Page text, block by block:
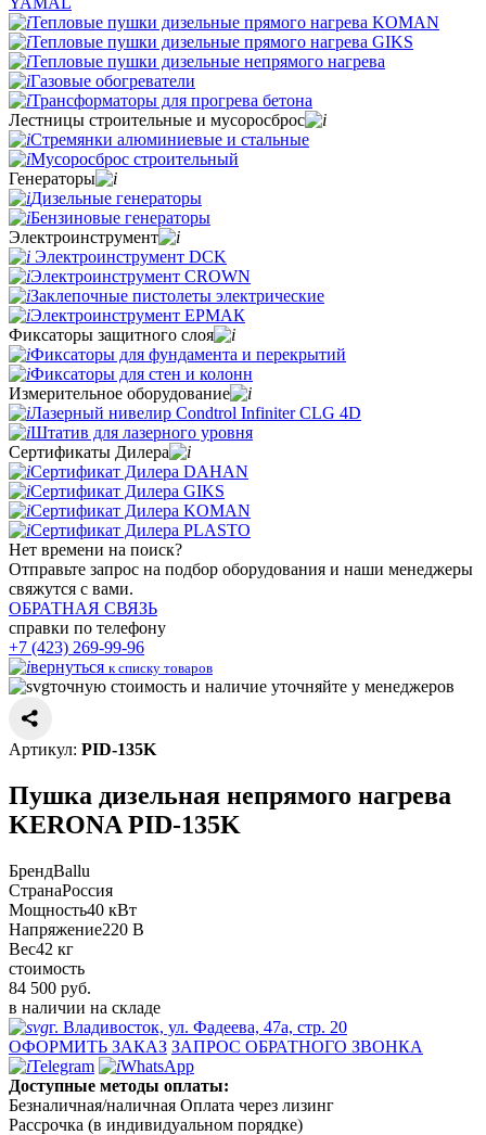
Тепловые пушки дизельные прямого нагрева KOMAN
Тепловые пушки дизельные прямого нагрева GIKS
Тепловые пушки дизельные непрямого нагрева
Газовые обогреватели
Трансформаторы для прогрева бетона
Лестницы строительные и мусоросброс
Стремянки алюминиевые и стальные
Мусоросброс строительный
Генераторы
Дизельные генераторы
Бензиновые генераторы
Электроинструмент
Электроинструмент DCK
Электроинструмент CROWN
Заклепочные пистолеты электрические
Электроинструмент ЕРМАК
Фиксаторы защитного слоя
Фиксаторы для фундамента и перекрытий
Фиксаторы для стен и колонн
Измерительное оборудование
Лазерный нивелир Condtrol Infiniter CLG 4D
Штатив для лазерного уровня
Сертификаты Дилера
Сертификат Дилера DAHAN
Сертификат Дилера GIKS
Сертификат Дилера KOMAN
Сертификат Дилера PLASTO
Нет времени на поиск?
Отправьте запрос на подбор оборудования и наши менеджеры
свяжутся с вами.
ОБРАТНАЯ СВЯЗЬ
справки по телефону
+7 (423) 269-99-96
вернуться к списку товаров
точную стоимость и наличие уточняйте у менеджеров
Артикул: PID-135K
Пушка дизельная непрямого нагрева
KERONA PID-135K
БрендBallu
СтранаРоссия
Мощность40 кВт
Напряжение220 В
Вес42 кг
стоимость
84 500 руб.
в наличии на складе
г. Владивосток, ул. Фадеева, 47а, стр. 20
ОФОРМИТЬ ЗАКАЗ ЗАПРОС ОБРАТНОГО ЗВОНКА
Telegram
WhatsApp
Доступные методы оплаты:
Безналичная/наличная Оплата через лизинг
Рассрочка (в индивидуальном порядке)